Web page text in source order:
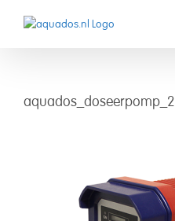
aquados_doseerpomp_2